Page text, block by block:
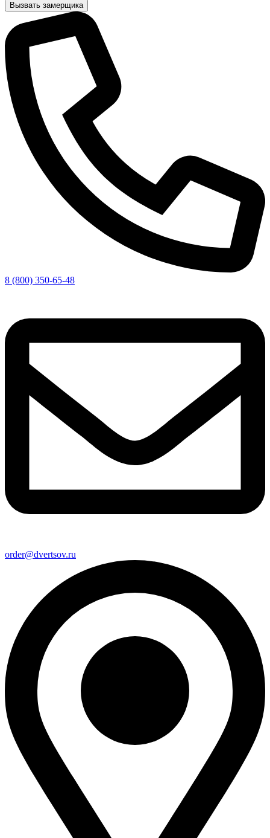
Вызвать замерщика
8 (800) 350-65-48
order@dvertsov.ru